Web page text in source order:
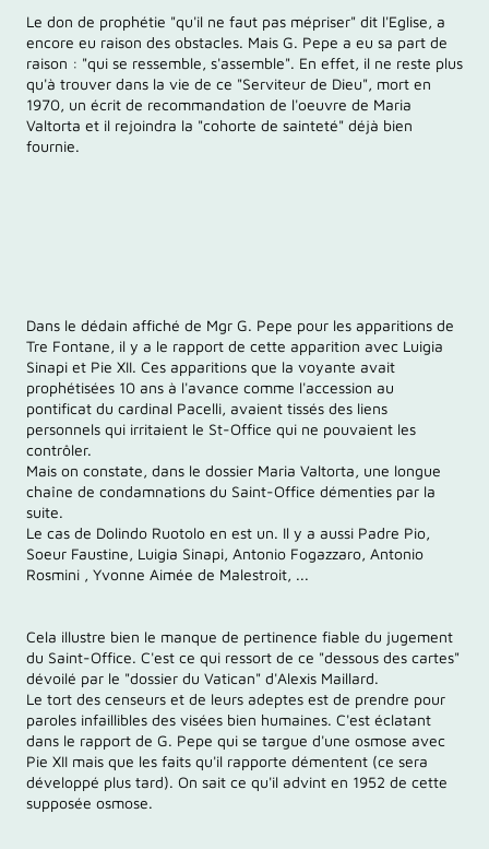
Le don de prophétie "qu'il ne faut pas mépriser" dit l'Eglise, a
encore eu raison des obstacles. Mais G. Pepe a eu sa part de
raison : "qui se ressemble, s'assemble". En effet, il ne reste plus
qu'à trouver dans la vie de ce "Serviteur de Dieu", mort en
1970, un écrit de recommandation de l'oeuvre de Maria
Valtorta et il rejoindra la "cohorte de sainteté" déjà bien
fournie.
Dans le dédain affiché de Mgr G. Pepe pour les apparitions de
Tre Fontane, il y a le rapport de cette apparition avec Luigia
Sinapi et Pie XII. Ces apparitions que la voyante avait
prophétisées 10 ans à l'avance comme l'accession au
pontificat du cardinal Pacelli, avaient tissés des liens
personnels qui irritaient le St-Office qui ne pouvaient les
contrôler.
Mais on constate, dans le dossier Maria Valtorta, une longue
chaîne de condamnations du Saint-Office démenties par la
suite.
Le cas de Dolindo Ruotolo en est un. Il y a aussi Padre Pio,
Soeur Faustine, Luigia Sinapi, Antonio Fogazzaro, Antonio
Rosmini , Yvonne Aimée de Malestroit, ...
Cela illustre bien le manque de pertinence fiable du jugement
du Saint-Office. C'est ce qui ressort de ce "dessous des cartes"
dévoilé par le "dossier du Vatican" d'Alexis Maillard.
Le tort des censeurs et de leurs adeptes est de prendre pour
paroles infaillibles des visées bien humaines. C'est éclatant
dans le rapport de G. Pepe qui se targue d'une osmose avec
Pie XII mais que les faits qu'il rapporte démentent (ce sera
développé plus tard). On sait ce qu'il advint en 1952 de cette
supposée osmose.